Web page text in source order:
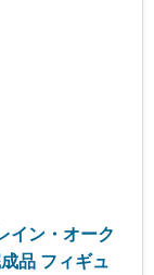
イン・オーク
品 フィギュ